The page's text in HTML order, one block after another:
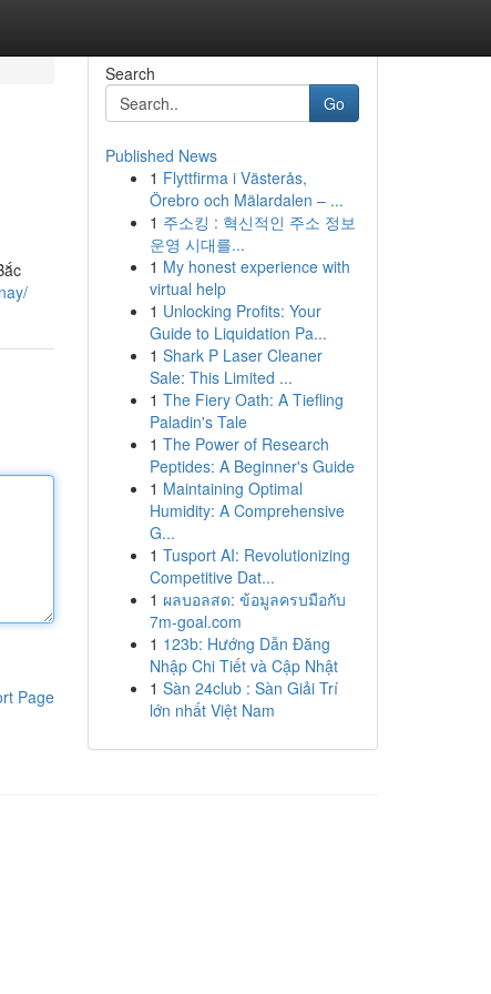
Page
Search
Go
Published News
1 Flyttfirma i Västerås,
Örebro och Mälardalen – ...
1 주소킹 : 혁신적인 주소 정보
운영 시대를...
1 My honest experience with
virtual help
1 Unlocking Profits: Your
Guide to Liquidation Pa...
1 Shark P Laser Cleaner
Sale: This Limited ...
1 The Fiery Oath: A Tiefling
Paladin's Tale
1 The Power of Research
Peptides: A Beginner's Guide
1 Maintaining Optimal
Humidity: A Comprehensive
G...
1 Tusport AI: Revolutionizing
Competitive Dat...
1 ผลบอลสด: ข้อมูลครบมือกับ
7m-goal.com
1 123b: Hướng Dẫn Đăng
Nhập Chi Tiết và Cập Nhật
1 Sàn 24club : Sàn Giải Trí
lớn nhất Việt Nam